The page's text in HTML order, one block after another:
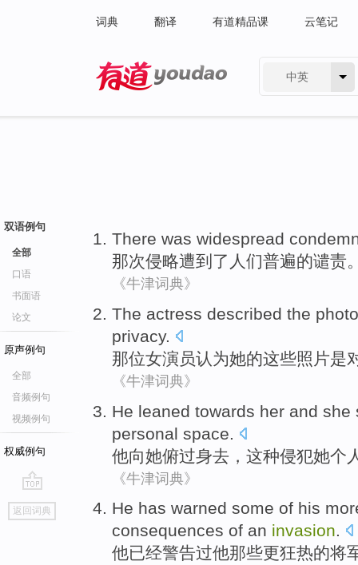
词典 翻译 有道精品课 云笔记
中英
双语例句
全部
口语
书面语
论文
原声例句
全部
音频例句
视频例句
权威例句
go
top
返回词典
There was widespread
那次侵略遭到了 人们普遍的谴责
《牛津词典》
The actress described the
privacy.
那位女演员认为她的这些照片是
《牛津词典》
He leaned towards her and she
personal space.
他向她俯过身去 ， 这种侵犯她个
《牛津词典》
He has warned some of his
consequences of an invasion.
他已经警告过他那些更狂热的将